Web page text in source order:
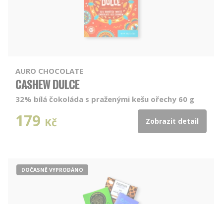
AURO CHOCOLATE
CASHEW DULCE
32% bílá čokoláda s praženými kešu ořechy 60 g
179 Kč Zobrazit detail
DOČASNĚ VYPRODÁNO